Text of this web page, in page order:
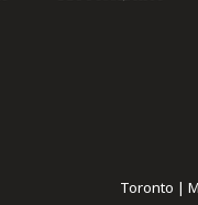
Toronto |